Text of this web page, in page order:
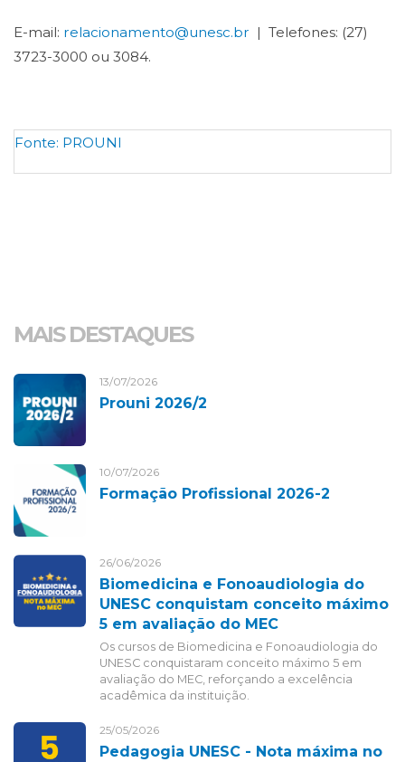
E-mail: relacionamento@unesc.br | Telefones: (27)
3723-3000 ou 3084.
Fonte: PROUNI
MAIS DESTAQUES
13/07/2026
Prouni 2026/2
10/07/2026
Formação Profissional 2026-2
26/06/2026
Biomedicina e Fonoaudiologia do
UNESC conquistam conceito máximo
5 em avaliação do MEC
Os cursos de Biomedicina e Fonoaudiologia do
UNESC conquistaram conceito máximo 5 em
avaliação do MEC, reforçando a excelência
acadêmica da instituição.
25/05/2026
Pedagogia UNESC - Nota máxima no